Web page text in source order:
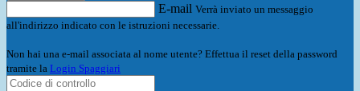
E-mail Verrà inviato un messaggio
all'indirizzo indicato con le istruzioni necessarie.
Non hai una e-mail associata al nome utente? Effettua il reset della password
tramite la Login Spaggiari